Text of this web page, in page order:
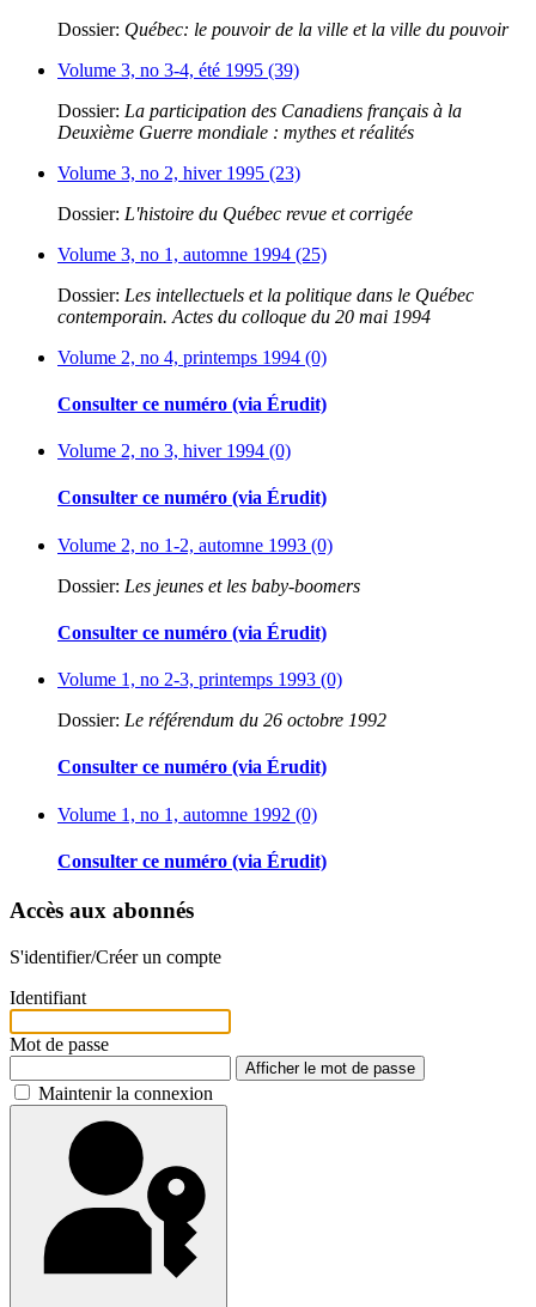
Dossier: Québec: le pouvoir de la ville et la ville du pouvoir
Volume 3, no 3-4, été 1995 (39)
Dossier: La participation des Canadiens français à la
Deuxième Guerre mondiale : mythes et réalités
Volume 3, no 2, hiver 1995 (23)
Dossier: L'histoire du Québec revue et corrigée
Volume 3, no 1, automne 1994 (25)
Dossier: Les intellectuels et la politique dans le Québec
contemporain. Actes du colloque du 20 mai 1994
Volume 2, no 4, printemps 1994 (0)
Consulter ce numéro (via Érudit)
Volume 2, no 3, hiver 1994 (0)
Consulter ce numéro (via Érudit)
Volume 2, no 1-2, automne 1993 (0)
Dossier: Les jeunes et les baby-boomers
Consulter ce numéro (via Érudit)
Volume 1, no 2-3, printemps 1993 (0)
Dossier: Le référendum du 26 octobre 1992
Consulter ce numéro (via Érudit)
Volume 1, no 1, automne 1992 (0)
Consulter ce numéro (via Érudit)
Accès aux abonnés
S'identifier/Créer un compte
Identifiant
Mot de passe
Afficher le mot de passe
Maintenir la connexion